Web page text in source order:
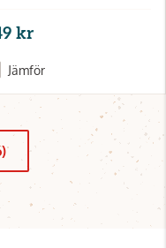
kr
Jämför